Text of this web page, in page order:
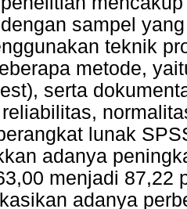
sampel
teknik
metode,
serta
lunak
adanya
menjadi 87,22
adanya